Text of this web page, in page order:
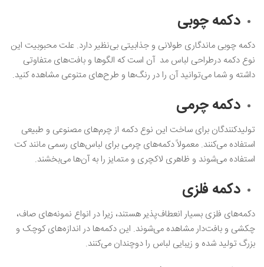
دکمه چوبی
دکمه چوبی ماندگاری طولانی و جذابیتی بی‌نظیر دارد. علت محبوبیت این
نوع دکمه درطراحی لباس مد آن است که الگوها و بافت‌های متفاوتی
داشته و شما می‌توانید آن را در رنگ‌ها و طرح‌های متنوعی مشاهده کنید.
دکمه چرمی
تولیدکنندگان برای ساخت این نوع دکمه از چرم‌های مصنوعی و طبیعی
استفاده می‌کنند. معمولاً دکمه‌های چرمی برای لباس‌های رسمی مانند کت
استفاده می‌شوند و ظاهری لاکچری و متمایز را به آن‌ها می‌بخشند.
دکمه فلزی
دکمه‌های فلزی بسیار انعطاف‌پذیر هستند، زیرا در انواع نمونه‌های صاف،
چکشی و بافت‌دار مشاهده می‌شوند‌. این دکمه‌ها در اندازه‌های کوچک و
بزرگ تولید شده و زیبایی لباس را دوچندان می‌کنند.